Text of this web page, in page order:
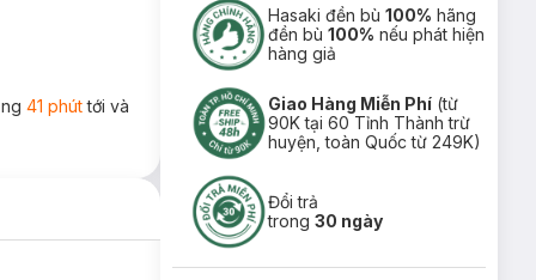
41 phúttới và
Hasaki đền bù100% hãng
đền bù100% nếu phát hiện
hàng giả
Giao Hàng Miễn Phí (từ
90K tại 60 Tỉnh Thành trừ
huyện, toàn Quốc từ 249K)
Đổi trả
trong30 ngày